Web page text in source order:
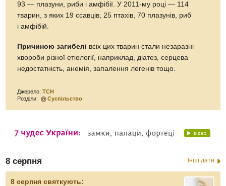
93 — плазуни, риби і амфібії. У 2011-му році — 114
тварин, з яких 19 ссавців, 25 птахів, 70 плазунів, риб
і амфібій.
Причиною загибелі всіх цих тварин стали незаразні
хвороби різної етіології, наприклад, діатез, серцева
недостатність, анемія, запалення легенів тощо.
Джерело:ТСН
Розділи:
Суспільство
8 серпня Інші дати
8 серпня святкують: